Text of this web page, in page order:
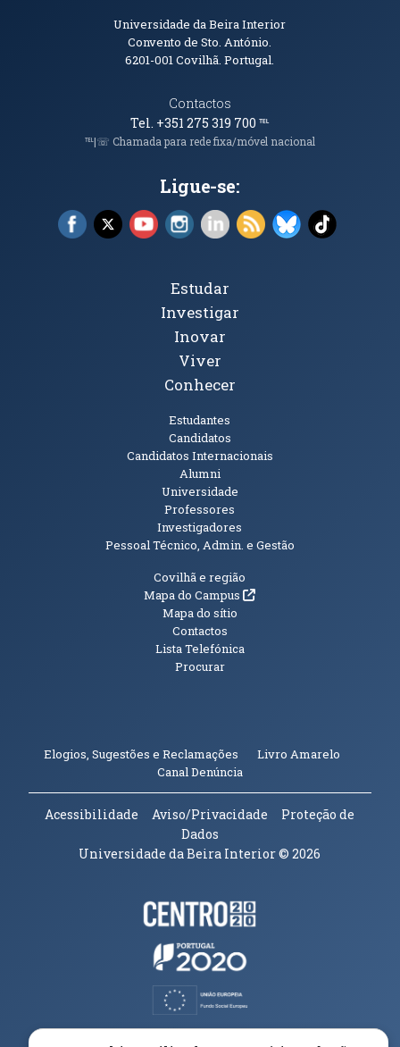
Informações de Contacto
Universidade da Beira Interior
Convento de Sto. António.
6201-001Covilhã. Portugal.
Contactos
Tel. +351 275 319 700℡
℡|☏ Chamada para rede fixa/móvel nacional
Ligue-se:
Facebook (abre em nova janela)
X (abre em nova janela)
YouTube (abre em nova janela)
Instagram (abre em nova janela)
LinkedIn (abre em nova
RSS (abre em nova
Bluesky (abre
TikTok
Tópicos Principais
Estudar
Investigar
Inovar
Viver
Conhecer
Estudantes
Candidatos
Candidatos Internacionais
Alumni
Universidade
Professores
Investigadores
Pessoal Técnico, Admin. e Gestão
Informações Adicionais
Covilhã e região
Mapa do Campus(abre em nova janela)
Mapa do sítio
Contactos
Lista Telefónica
Procurar
Elogios, Sugestões e Reclamações Livro Amarelo
Canal Denúncia(abre em nova janela)
Acessibilidade Aviso/Privacidade
Proteção de
Dados
Universidade da Beira Interior© 2026
Parceiros e Financiadores